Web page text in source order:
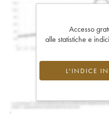
Accesso
alle statistiche e
L'INDICE